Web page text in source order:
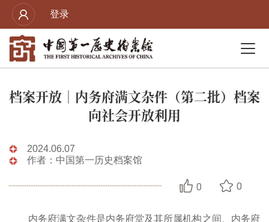
登录
档案开放｜内务府满文杂件（第二批）档案
向社会开放利用
2024.06.07
作者：中国第一历史档案馆
0 0
内务府满文杂件是内务府堂及其所属机构之间、内务府